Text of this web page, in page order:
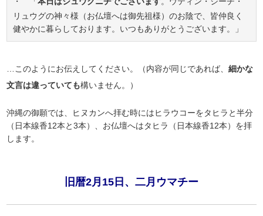
リュウグの神々様（お仏壇へは御先祖様）のお陰で、皆仲良く
健やかに暮らしております。いつもありがとうございます。」
…このようにお伝えしてください。（内容が同じであれば、細かな
文言は違っていても構いません。）
沖縄の御願では、ヒヌカンへ拝む時にはヒラウコーをタヒラと半分
（日本線香12本と3本）、お仏壇へはタヒラ（日本線香12本）を拝
します。
旧暦2月15日、二月ウマチー